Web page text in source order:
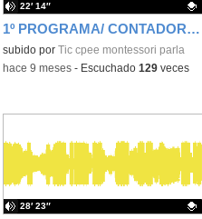
1º PROGRAMA/ CONTADOR A CERO/MONTESSORI EN EL AIRE/ 1X04
Contenido educativo.
subido por Tic cpee montessori parla
22′ 14″
-hace 9 meses- Escuchado 129veces
28′ 23″